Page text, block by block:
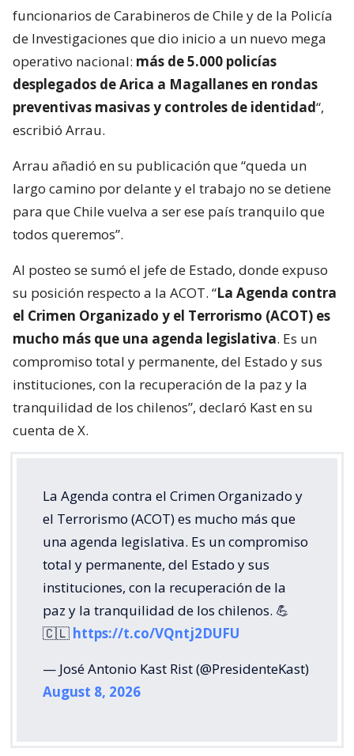
funcionarios de Carabineros de Chile y de la Policía
de Investigaciones que dio inicio a un nuevo mega
operativo nacional: más de 5.000 policías
desplegados de Arica a Magallanes en rondas
preventivas masivas y controles de identidad“,
escribió Arrau.
Arrau añadió en su publicación que “queda un
largo camino por delante y el trabajo no se detiene
para que Chile vuelva a ser ese país tranquilo que
todos queremos”.
Al posteo se sumó el jefe de Estado, donde expuso
su posición respecto a la ACOT. “La Agenda contra
el Crimen Organizado y el Terrorismo (ACOT) es
mucho más que una agenda legislativa. Es un
compromiso total y permanente, del Estado y sus
instituciones, con la recuperación de la paz y la
tranquilidad de los chilenos”, declaró Kast en su
cuenta de X.
La Agenda contra el Crimen Organizado y
el Terrorismo (ACOT) es mucho más que
una agenda legislativa. Es un compromiso
total y permanente, del Estado y sus
instituciones, con la recuperación de la
paz y la tranquilidad de los chilenos. 💪
🇨🇱 https://t.co/VQntj2DUFU
— José Antonio Kast Rist (@PresidenteKast)
August 8, 2026